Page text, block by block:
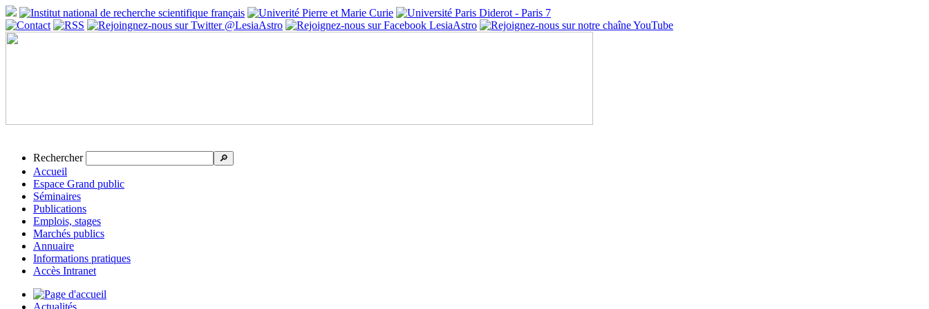
Rechercher 🔎
Accueil
Espace Grand public
Séminaires
Publications
Emplois, stages
Marchés publics
Annuaire
Informations pratiques
Accès Intranet
Actualités